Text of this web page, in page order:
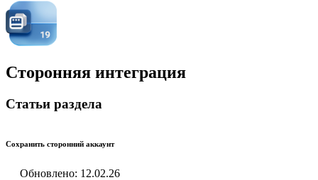
Сторонняя интеграция
Статьи раздела
Сохранить сторонний аккаунт
Обновлено: 12.02.26